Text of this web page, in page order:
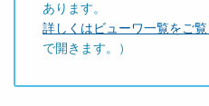
あります。
詳しくはビューワ一覧をご覧
で開きます。）